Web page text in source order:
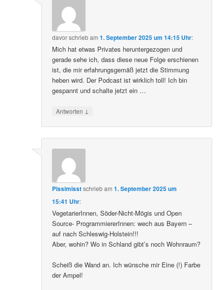
davorschriebam1. September 2025 um 14:15 Uhr:
Mich hat etwas Privates heruntergezogen und
gerade sehe ich, dass diese neue Folge erschienen
ist, die mir erfahrungsgemäß jetzt die Stimmung
heben wird. Der Podcast ist wirklich toll! Ich bin
gespannt und schalte jetzt ein …
Antworten ↓
Pissimisstschriebam1. September 2025 um
15:41 Uhr:
VegetarierInnen, Söder-Nicht-Mögis und Open
Source- ProgrammiererInnen: wech aus Bayern –
auf nach Schleswig-Holstein!!!
Aber, wohin? Wo in Schland gibt’s noch Wohnraum?
Scheiß die Wand an. Ich wünsche mir Eine (!) Farbe
der Ampel!